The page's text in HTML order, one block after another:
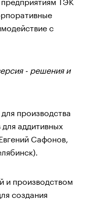
с
- решения и
производства
аддитивных
Сафонов,
и производством
создания